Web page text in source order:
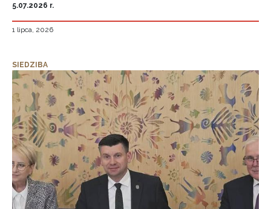
5.07.2026 r.
1 lipca, 2026
SIEDZIBA